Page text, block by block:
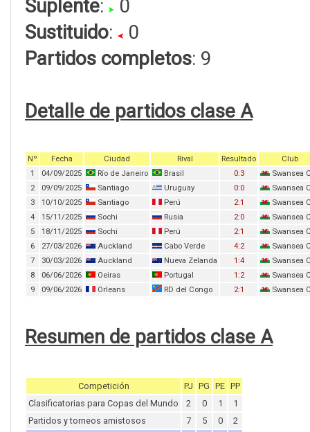
Suplente:
0
Sustituido:
0
Partidos completos: 9
Detalle de partidos clase A
Nº Fecha Ciudad Rival Resultado
Club
1
04/09/2025 Río de Janeiro Brasil 0:3
Swansea
2
09/09/2025 Santiago Uruguay 0:0
Swansea
3
10/10/2025 Santiago Perú 2:1
Swansea
4
15/11/2025 Sochi Rusia 2:0
Swansea
5
18/11/2025 Sochi Perú 2:1
Swansea
6
27/03/2026 Auckland Cabo Verde 4:2
Swansea
7
30/03/2026 Auckland Nueva Zelanda 1:4
Swansea
8
06/06/2026 Oeiras Portugal 1:2
Swansea
9
09/06/2026 Orleans RD del Congo 2:1 Swansea
Resumen de partidos clase A
Competición PJ PG PE PP
Clasificatorias para Copas del Mundo
2 0 1
1
Partidos y torneos amistosos
7 5 0
2